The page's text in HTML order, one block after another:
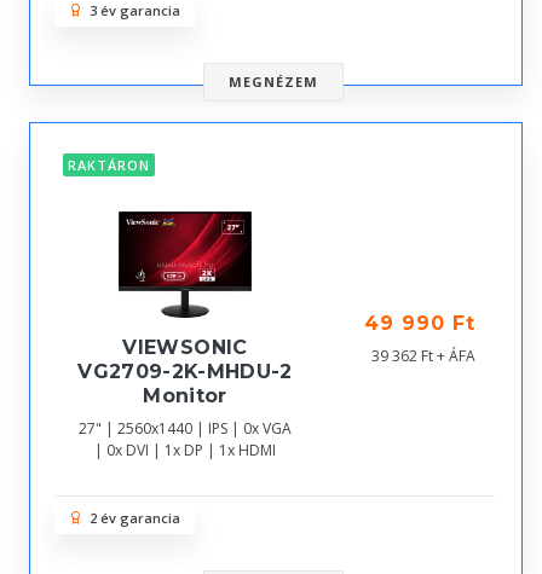
3 év garancia
MEGNÉZEM
RAKTÁRON
VIEWSONIC
VG2709-2K-MHDU-2
Monitor
27" | 2560x1440 | IPS | 0x VGA
| 0x DVI | 1x DP | 1x HDMI
49 990 Ft
39 362 Ft + ÁFA
2 év garancia